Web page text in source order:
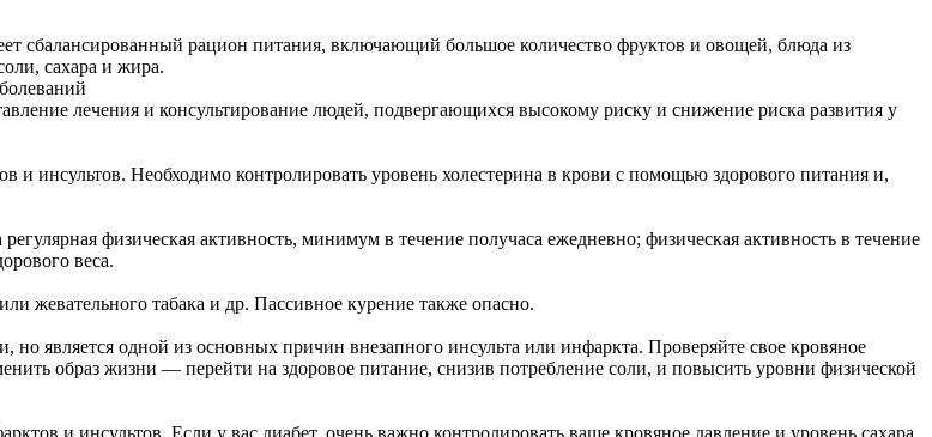
сбалансированный рацион питания, включающий большое количество фруктов и овощей, блюда из
сахара и жира.
лечения и консультирование людей, подвергающихся высокому риску и снижение риска развития у
инсультов. Необходимо контролировать уровень холестерина в крови с помощью здорового питания и,
физическая активность, минимум в течение получаса ежедневно; физическая активность в течение
веса.
жевательного табака и др. Пассивное курение также опасно.
является одной из основных причин внезапного инсульта или инфаркта. Проверяйте свое кровяное
образ жизни — перейти на здоровое питание, снизив потребление соли, и повысить уровни физической
и инсультов. Если у вас диабет, очень важно контролировать ваше кровяное давление и уровень сахара